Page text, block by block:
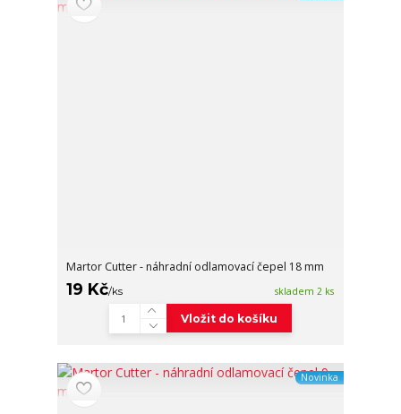
Martor Cutter - náhradní odlamovací čepel 18 mm
19 Kč/ks skladem 2 ks
Vložit do košíku
Novinka